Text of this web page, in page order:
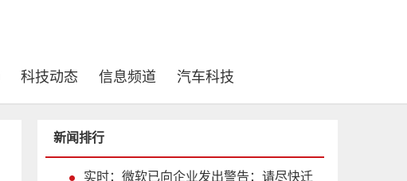
科技动态 信息频道 汽车科技
新闻排行
实时：微软已向企业发出警告：请尽快迁